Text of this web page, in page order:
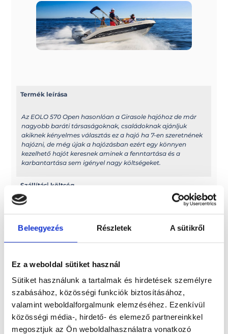
Beleegyezés Részletek A sütikről
Ez a weboldal sütiket használ
Sütiket használunk a tartalmak és hirdetések személyre
szabásához, közösségi funkciók biztosításához,
valamint weboldalforgalmunk elemzéséhez. Ezenkívül
közösségi média-, hirdető- és elemező partnereinkkel
megosztjuk az Ön weboldalhasználatra vonatkozó
Optimális motor
Mercury EFI 60 LE motor
Termék leírása
Az EOLO 570 Open hasonlóan a Girasole hajóhoz de már
nagyobb baráti társaságoknak, családoknak ajánljuk
akiknek kényelmes választás ez a hajó ha 7-en szeretnének
hajózni, de még újak a hajózásban ezért egy könnyen
kezelhető hajót keresnek aminek a fenntartása és a
karbantartása sem igényel nagy költségeket.
Szállítási költség
Az ár nem tartalmazza a szállítási költséget! 7 méterig
2.500 euro + ÁFA, 7 méter fölött pedig 3.000 euro + ÁFA a
szállítási díj
weboldalon találhatja meg: eolomarine.com